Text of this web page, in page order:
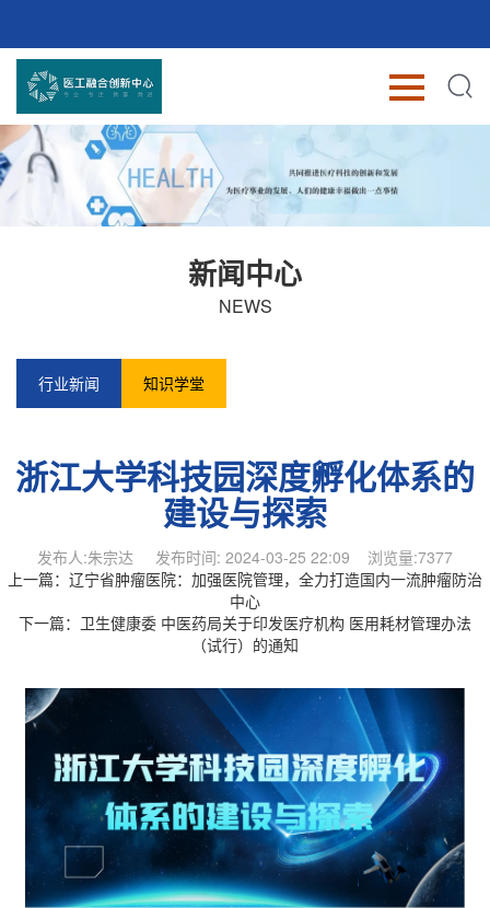
新闻中心
NEWS
行业新闻 知识学堂
浙江大学科技园深度孵化体系的
建设与探索
发布人:朱宗达 发布时间: 2024-03-25 22:09 浏览量:7377
上一篇： 辽宁省肿瘤医院：加强医院管理，全力打造国内一流肿瘤防治
中心
下一篇： 卫生健康委 中医药局关于印发医疗机构 医用耗材管理办法
（试行）的通知